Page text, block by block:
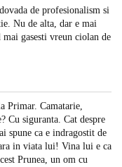
de profesionalism si
Nu de alta, dar e mai
mai gasesti vreun ciolan de
Primar. Camatarie,
Cu siguranta. Cat despre
spune ca e indragostit de
in viata lui! Vina lui e ca
Prunea, un om cu